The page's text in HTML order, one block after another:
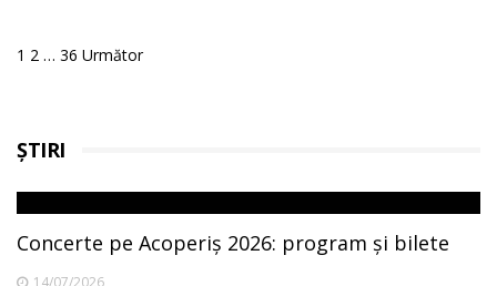
Posts
1 2 … 36 Următor
ȘTIRI
Concerte pe Acoperiș 2026: program și bilete
14/07/2026